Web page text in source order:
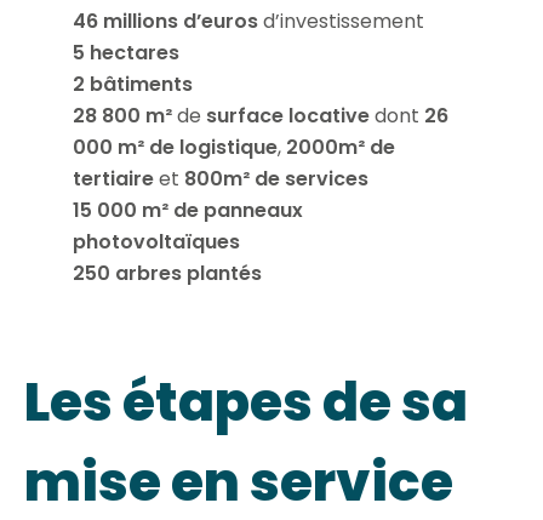
46 millions d’eurosd’investissement
5 hectares
2 bâtiments
28 800 m²de surface locativedont 26
000 m² de logistique, 2000m² de
tertiaireet 800m² de services
15 000 m² de panneaux
photovoltaïques
250 arbres plantés
Les étapes de sa
mise en service